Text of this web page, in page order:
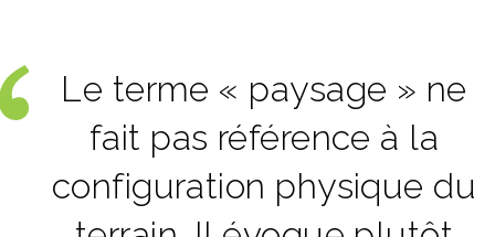
Le terme « paysage » ne
fait pas référence à la
configuration physique du